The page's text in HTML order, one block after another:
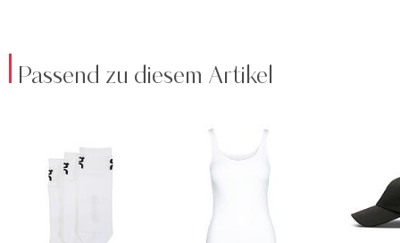
Passend zu diesem Artikel